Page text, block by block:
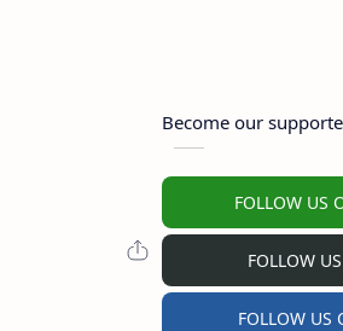
Become our
FOLLOW US
FOLLOW
FOLLOW US